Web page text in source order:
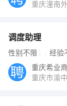
重庆潼南
调度助理
性别不限 经验
重庆希业
重庆市渝